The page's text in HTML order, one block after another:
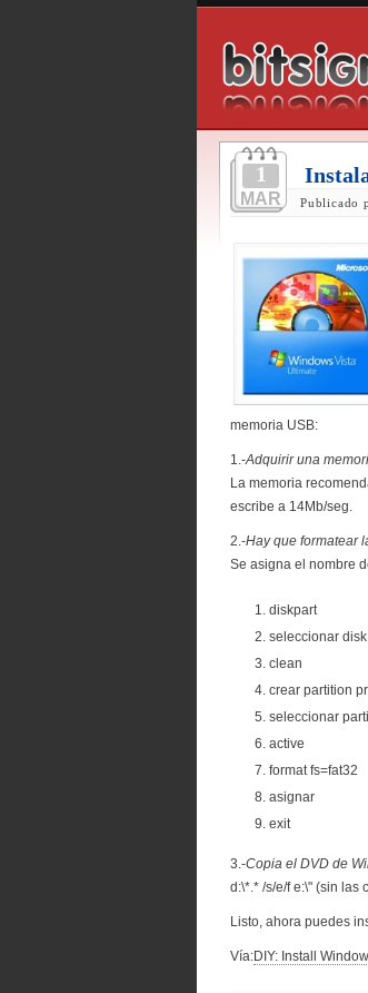
1
MAR Publicado
memoria USB:
1.-Adquirir una
La memoria
escribe a 14Mb/seg.
2.-Hay que formatear
Se asigna el nombre
diskpart
seleccionar disk
clean
crear partition
seleccionar
active
format fs=fat32
asignar
exit
3.-Copia el DVD de
d:\*.* /s/e/f e:\" (sin las
Listo, ahora puedes
Vía:DIY: Install